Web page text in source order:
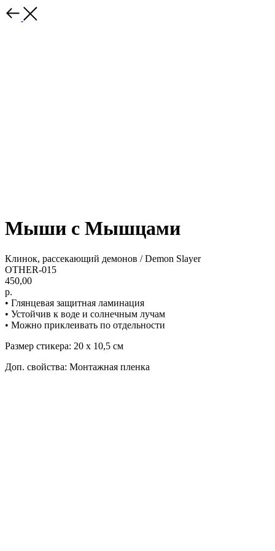
Мыши с Мышцами
Клинок, рассекающий демонов / Demon Slayer
OTHER-015
450,00
р.
• Глянцевая защитная ламинация
• Устойчив к воде и солнечным лучам
• Можно приклеивать по отдельности
Размер стикера: 20 х 10,5 см
Доп. свойства: Монтажная пленка